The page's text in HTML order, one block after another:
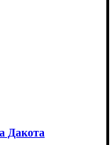
Дакота